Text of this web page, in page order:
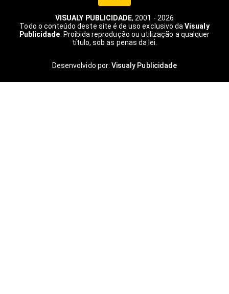
VISUALY PUBLICIDADE, 2001 - 2026
Todo o conteúdo deste site é de uso exclusivo daVisualy
Publicidade . Proibida reprodução ou utilização a qualquer
título, sob as penas da lei.
Desenvolvido por: Visualy Publicidade